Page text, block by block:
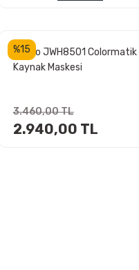
%15
Jetco JWH8501 Colormatik
Kaynak Maskesi
3.460,00 TL
2.940,00 TL